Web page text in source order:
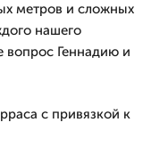
метров и сложных
нашего
вопрос Геннадию и
с привязкой к